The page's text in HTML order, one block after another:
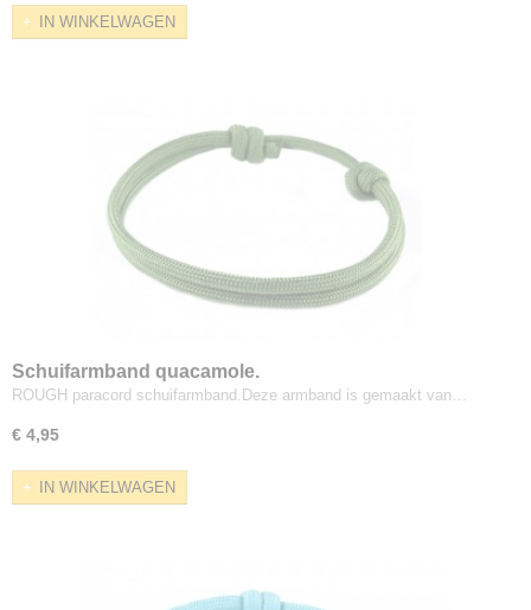
IN WINKELWAGEN
Schuifarmband quacamole.
ROUGH paracord schuifarmband.Deze armband is gemaakt van…
€ 4,95
IN WINKELWAGEN